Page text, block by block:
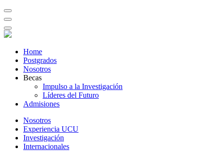
Home
Postgrados
Nosotros
Becas
Impulso a la Investigación
Líderes del Futuro
Admisiones
Nosotros
Experiencia UCU
Investigación
Internacionales